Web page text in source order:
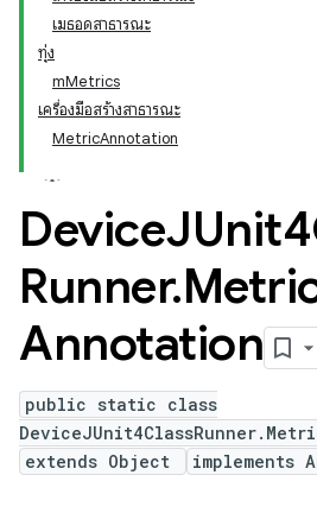
เมธอดสาธารณะ
ทุ่ง
mMetrics
เครื่องมือสร้างสาธารณะ
MetricAnnotation
Device
Runner.
Annotation
public static class
extends Object
implements